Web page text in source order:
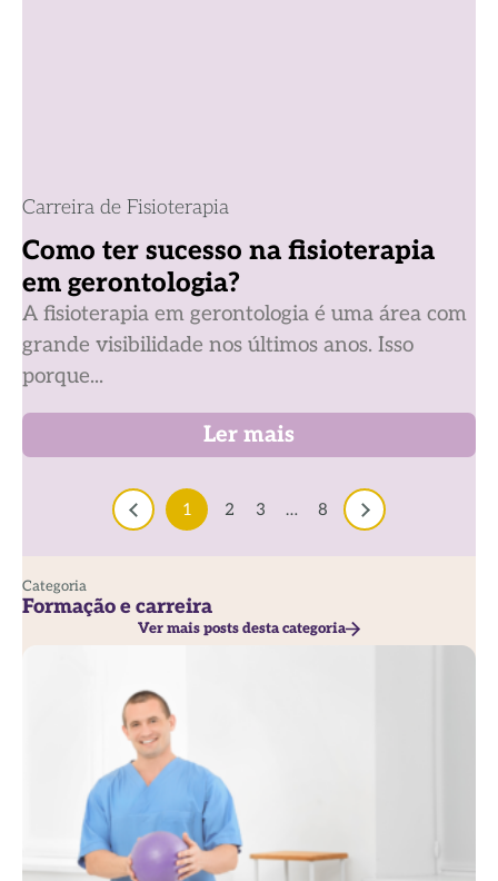
Carreira de Fisioterapia
Como ter sucesso na fisioterapia
em gerontologia?
A fisioterapia em gerontologia é uma área com
grande visibilidade nos últimos anos. Isso
porque...
Ler mais
1 2 3 … 8
Categoria
Formação e carreira
Ver mais posts desta categoria